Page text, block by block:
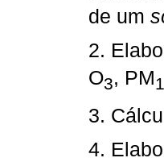
de um
2.
O3, PM
3.
4.